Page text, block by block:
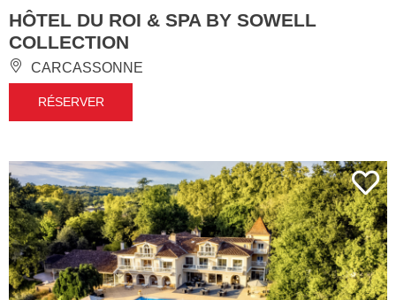
HÔTEL DU ROI & SPA BY SOWELL
COLLECTION
CARCASSONNE
RÉSERVER